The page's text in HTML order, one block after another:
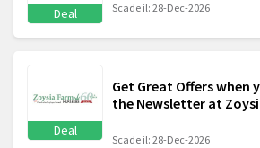
Deal Scade il: 28-Dec-2026
Deal
Get Great Offers when
the Newsletter at
Scade il: 28-Dec-2026